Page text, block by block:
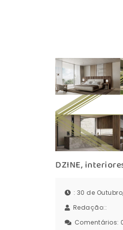
DZINE,
: 30 de
Redação::
Comentários: